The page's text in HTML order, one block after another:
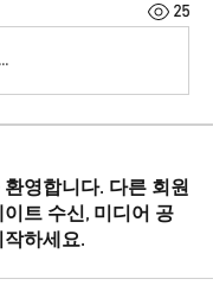
25
영합니다. 다른 회원
트 수신, 미디어 공
하세요.